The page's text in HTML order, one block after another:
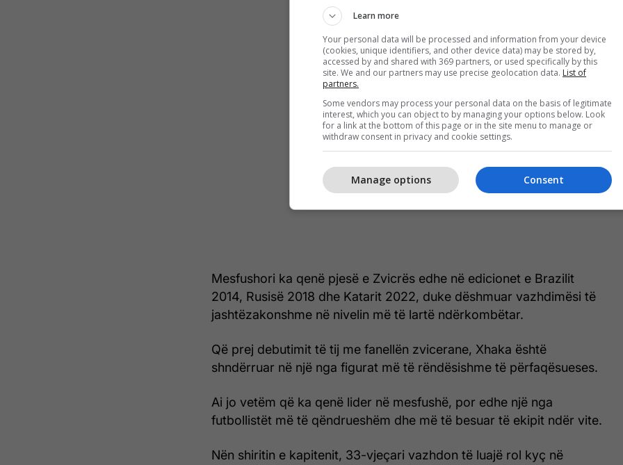
Mesfushori ka qenë pjesë e Zvicrës edhe në edicionet e Brazilit
2014, Rusisë 2018 dhe Katarit 2022, duke dëshmuar vazhdimësi të
jashtëzakonshme në nivelin më të lartë ndërkombëtar.
Që prej debutimit të tij me fanellën zvicerane, Xhaka është
shndërruar në një nga figurat më të rëndësishme të përfaqësueses.
Ai jo vetëm që ka qenë lider në mesfushë, por edhe një nga
futbollistët më të qëndrueshëm dhe më të besuar të ekipit ndër vite.
Nën shiritin e kapitenit, 33-vjeçari vazhdon të luajë rol kyç në
Learn more
Your personal data will be processed and information from your device
(cookies, unique identifiers, and other device data) may be stored by,
accessed by and shared with 369 partners, or used specifically by this
site. We and our partners may use precise geolocation data. List of
partners.
Some vendors may process your personal data on the basis of legitimate
interest, which you can object to by managing your options below. Look
for a link at the bottom of this page or in the site menu to manage or
withdraw consent in privacy and cookie settings.
Consent
Manage options